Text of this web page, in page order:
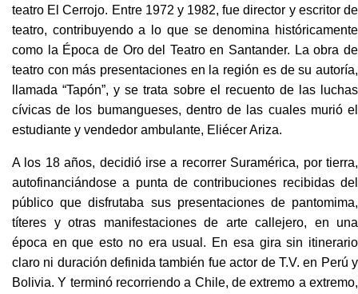
teatro El Cerrojo. Entre 1972 y 1982, fue director y escritor de
teatro, contribuyendo a lo que se denomina históricamente
como la Época de Oro del Teatro en Santander. La obra de
teatro con más presentaciones en la región es de su autoría,
llamada “Tapón”, y se trata sobre el recuento de las luchas
cívicas de los bumangueses, dentro de las cuales murió el
estudiante y vendedor ambulante, Eliécer Ariza.
A los 18 años, decidió irse a recorrer Suramérica, por tierra,
autofinanciándose a punta de contribuciones recibidas del
público que disfrutaba sus presentaciones de pantomima,
títeres y otras manifestaciones de arte callejero, en una
época en que esto no era usual. En esa gira sin itinerario
claro ni duración definida también fue actor de T.V. en Perú y
Bolivia. Y terminó recorriendo a Chile, de extremo a extremo,